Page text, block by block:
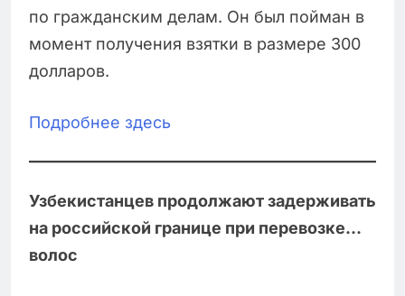
по гражданским делам. Он был пойман в
момент получения взятки в размере 300
долларов.
Подробнее здесь
Узбекистанцев продолжают задерживать
на российской границе при перевозке…
волос